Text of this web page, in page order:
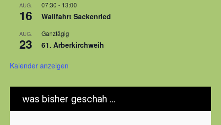
AUG.
16
07:30 - 13:00
Wallfahrt Sackenried
AUG.
23
Ganztägig
61. Arberkirchweih
Kalender anzeigen
was bisher geschah …